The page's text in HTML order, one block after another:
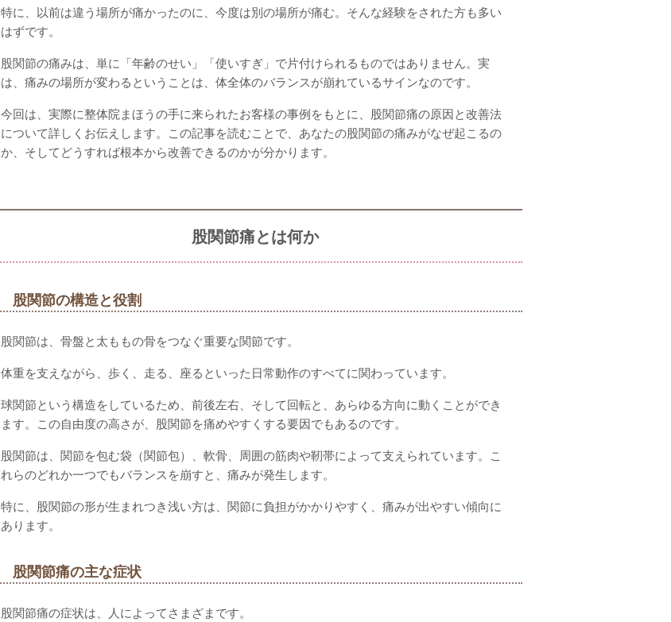
特に、以前は違う場所が痛かったのに、今度は別の場所が痛む。そんな経験をされた方も多い
はずです。
股関節の痛みは、単に「年齢のせい」「使いすぎ」で片付けられるものではありません。実
は、痛みの場所が変わるということは、体全体のバランスが崩れているサインなのです。
今回は、実際に整体院まほうの手に来られたお客様の事例をもとに、股関節痛の原因と改善法
について詳しくお伝えします。この記事を読むことで、あなたの股関節の痛みがなぜ起こるの
か、そしてどうすれば根本から改善できるのかが分かります。
股関節痛とは何か
股関節の構造と役割
股関節は、骨盤と太ももの骨をつなぐ重要な関節です。
体重を支えながら、歩く、走る、座るといった日常動作のすべてに関わっています。
球関節という構造をしているため、前後左右、そして回転と、あらゆる方向に動くことができ
ます。この自由度の高さが、股関節を痛めやすくする要因でもあるのです。
股関節は、関節を包む袋（関節包）、軟骨、周囲の筋肉や靭帯によって支えられています。こ
れらのどれか一つでもバランスを崩すと、痛みが発生します。
特に、股関節の形が生まれつき浅い方は、関節に負担がかかりやすく、痛みが出やすい傾向に
あります。
股関節痛の主な症状
股関節痛の症状は、人によってさまざまです。